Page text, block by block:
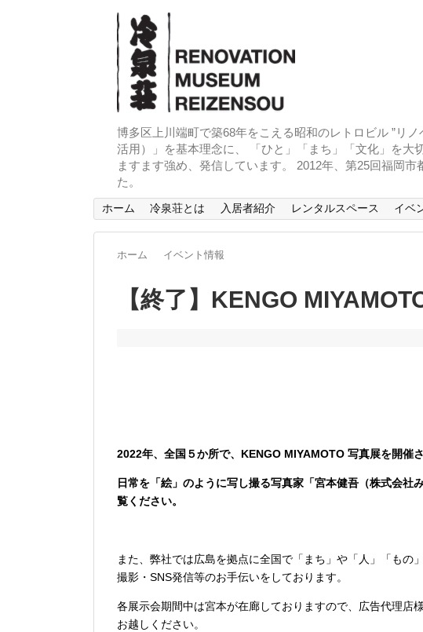
博多区上川端町で築68年をこえる昭和のレトロビル ”リ
活用）」を基本理念に、 「ひと」「まち」「文化」を大
ますます強め、発信しています。 2012年、第25回福岡
た。
ホーム 冷泉荘とは 入居者紹介 レンタルスペース イベ
ホーム イベント情報
【終了】KENGO
2022年、全国５か所で、KENGO MIYAMOTO 写真展を開催さ
日常を「絵」のように写し撮る写真家「宮本健吾（株式会社
覧ください。
また、弊社では広島を拠点に全国で「まち」や「人」「もの
撮影・SNS発信等のお手伝いをしております。
各展示会期間中は宮本が在廊しておりますので、広告代理店
お越しください。